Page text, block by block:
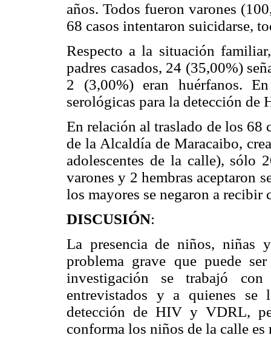
años. Todos fueron varones
68 casos intentaron suicidarse,
Respecto a la situación
padres casados, 24 (35,00%)
2 (3,00%) eran huérfanos.
serológicas para la detección
En relación al traslado de los 68
de la Alcaldía de Maracaibo,
adolescentes de la calle), sólo
varones y 2 hembras aceptaron
los mayores se negaron a recibir
DISCUSIÓN:
La presencia de niños, niñas
problema grave que puede
investigación se trabajó
entrevistados y a quienes se
detección de HIV y VDRL,
conforma los niños de la calle es